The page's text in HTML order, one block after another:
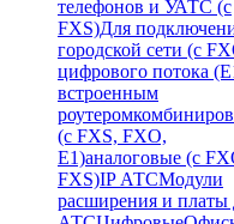
телефонов и УАТС (с
FXS)Для
городской сети (с
цифрового потока
встроенным
роутером
(c FXS, FXO,
E1)аналоговые (с
FXS)IP АТСМодули
расширения и платы